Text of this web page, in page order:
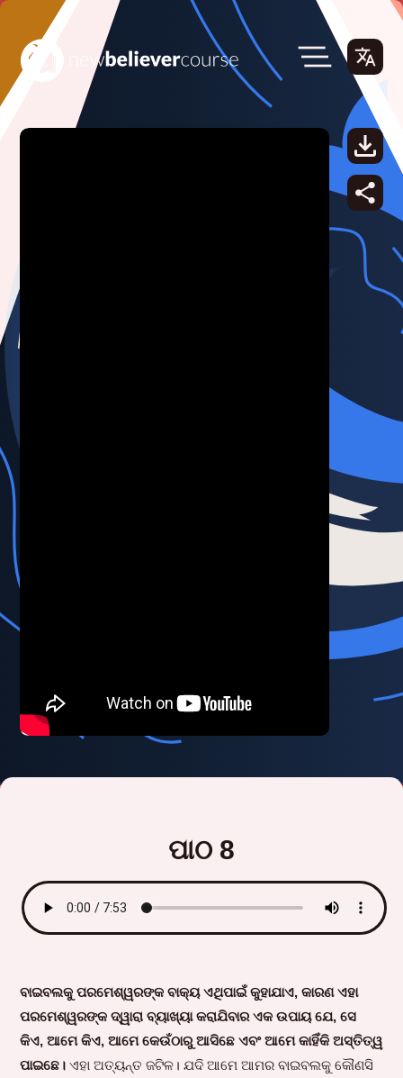
ପାଠ 8
ବାଇବଲକୁ ପରମେଶ୍ୱରଙ୍କ ବାକ୍ୟ ଏଥିପାଇଁ କୁହାଯାଏ, କାରଣ ଏହା
ପରମେଶ୍ୱରଙ୍କ ଦ୍ୱାରା ବ୍ୟାଖ୍ୟା କରାଯିବାର ଏକ ଉପାୟ ଯେ, ସେ
କିଏ, ଆମେ କିଏ, ଆମେ କେଉଁଠାରୁ ଆସିଛେ ଏବଂ ଆମେ କାହିଁକି ଅସ୍ତିତ୍ୱ
ପାଇଛେ।ଏହା ଅତ୍ୟନ୍ତ ଜଟିଳ। ଯଦି ଆମେ ଆମର ବାଇବଲକୁ କୌଣସି